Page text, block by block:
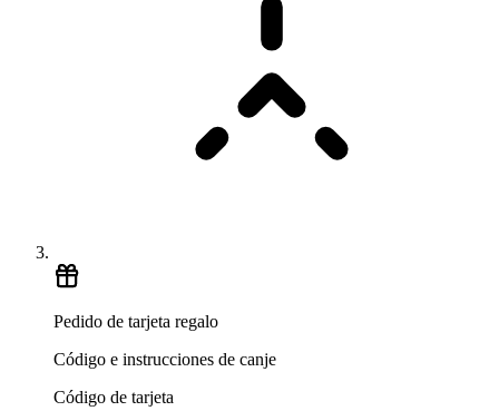
Pedido de tarjeta regalo
Código e instrucciones de canje
Código de tarjeta